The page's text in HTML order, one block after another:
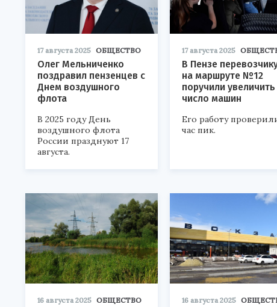
17 августа 2025 ОБЩЕСТВО
Олег Мельниченко
поздравил пензенцев с
Днем воздушного
флота
В 2025 году День
воздушного флота
России празднуют 17
августа.
17 августа 2025
В Пензе
на маршруте №12
поручили увеличить
число машин
Его работу
час пик.
16 августа 2025 ОБЩЕСТВО 16 августа 2025